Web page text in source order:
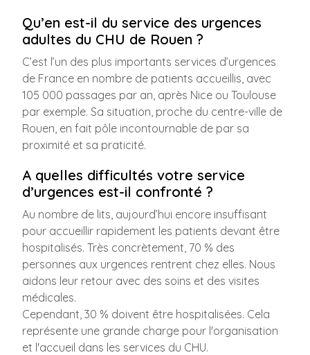
Qu’en est-il du service des urgences
adultes du CHU de Rouen ?
C’est l’un des plus importants services d’urgences
de France en nombre de patients accueillis, avec
105 000 passages par an, après Nice ou Toulouse
par exemple. Sa situation, proche du centre-ville de
Rouen, en fait pôle incontournable de par sa
proximité et sa praticité.
A quelles difficultés votre service
d’urgences est-il confronté ?
Au nombre de lits, aujourd’hui encore insuffisant
pour accueillir rapidement les patients devant être
hospitalisés. Très concrètement, 70 % des
personnes aux urgences rentrent chez elles. Nous
aidons leur retour avec des soins et des visites
médicales.
Cependant, 30 % doivent être hospitalisées. Cela
représente une grande charge pour l'organisation
et l'accueil dans les services du CHU.